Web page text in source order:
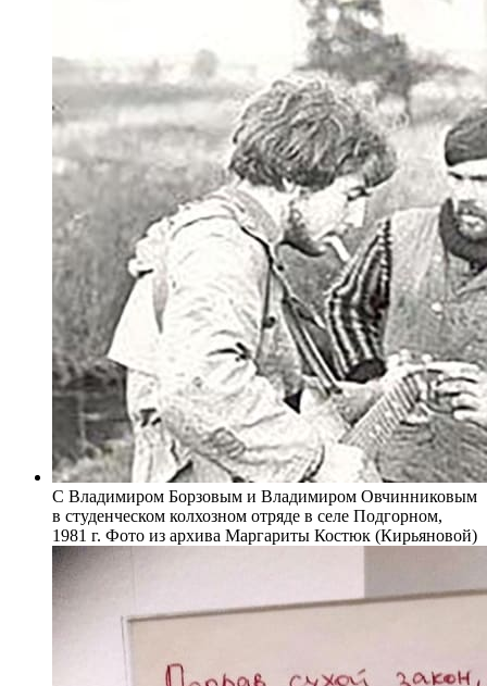
С Владимиром Борзовым и Владимиром Овчинниковым
в студенческом колхозном отряде в селе Подгорном,
1981 г. Фото из архива Маргариты Костюк (Кирьяновой)